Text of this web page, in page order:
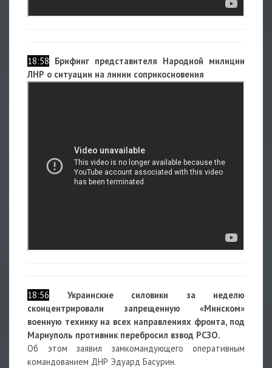
18:58 Брифинг представителя Народной милиции
ЛНР о ситуации на линии соприкосновения
18:56
Украинские силовики за неделю
сконцентрировали запрещенную «Минском»
военную технику на всех направлениях фронта, под
Мариуполь противник перебросил взвод РСЗО.
Об этом заявил замкомандующего оперативным
командованием ДНР Эдуард Басурин.